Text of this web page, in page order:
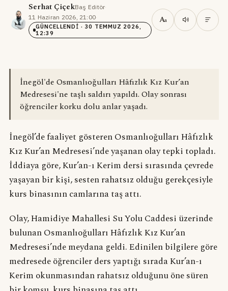
Serhat ÇiçekBaş Editör·
11 Haziran 2026, 21:00·
GÜNCELLENDI · 30 TEMMUZ 2026,
12:39
Aa
İnegöl'de Osmanlıoğulları Hâfızlık Kız Kur’an
Medresesi'ne taşlı saldırı yapıldı. Olay sonrası
öğrenciler korku dolu anlar yaşadı.
İnegöl’de faaliyet gösteren Osmanlıoğulları Hâfızlık
Kız Kur’an Medresesi’nde yaşanan olay tepki topladı.
İddiaya göre, Kur’an-ı Kerim dersi sırasında çevrede
yaşayan bir kişi, sesten rahatsız olduğu gerekçesiyle
kurs binasının camlarına taş attı.
Olay, Hamidiye Mahallesi Su Yolu Caddesi üzerinde
bulunan Osmanlıoğulları Hâfızlık Kız Kur’an
Medresesi’nde meydana geldi. Edinilen bilgilere göre
medresede öğrenciler ders yaptığı sırada Kur’an-ı
Kerim okunmasından rahatsız olduğunu öne süren